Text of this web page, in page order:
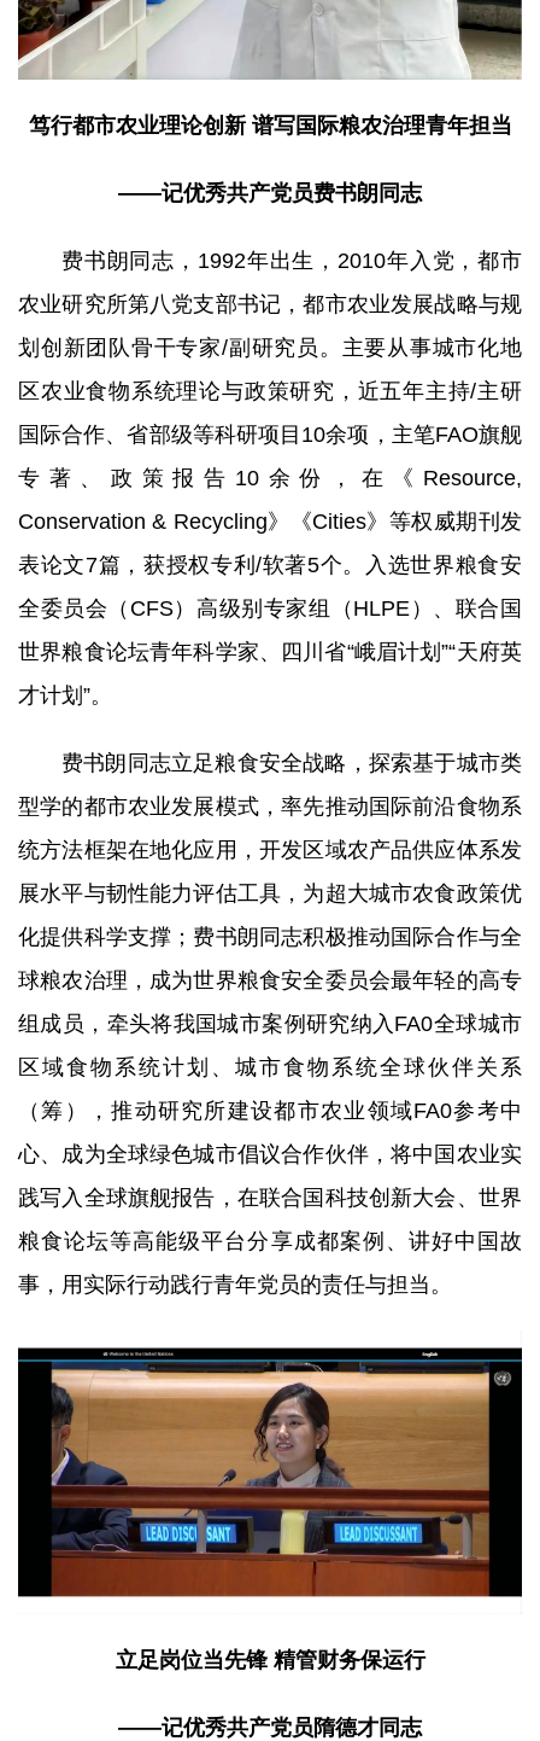
笃行都市农业理论创新 谱写国际粮农治理青年担当
——记优秀共产党员费书朗同志
费书朗同志，1992年出生，2010年入党，都市
农业研究所第八党支部书记，都市农业发展战略与规
划创新团队骨干专家/副研究员。主要从事城市化地
区农业食物系统理论与政策研究，近五年主持/主研
国际合作、省部级等科研项目10余项，主笔FAO旗舰
专著、政策报告10余份，在《Resource,
Conservation & Recycling》《Cities》等权威期刊发
表论文7篇，获授权专利/软著5个。入选世界粮食安
全委员会（CFS）高级别专家组（HLPE）、联合国
世界粮食论坛青年科学家、四川省“峨眉计划”“天府英
才计划”。
费书朗同志立足粮食安全战略，探索基于城市类
型学的都市农业发展模式，率先推动国际前沿食物系
统方法框架在地化应用，开发区域农产品供应体系发
展水平与韧性能力评估工具，为超大城市农食政策优
化提供科学支撑；费书朗同志积极推动国际合作与全
球粮农治理，成为世界粮食安全委员会最年轻的高专
组成员，牵头将我国城市案例研究纳入FA0全球城市
区域食物系统计划、城市食物系统全球伙伴关系
（筹），推动研究所建设都市农业领域FA0参考中
心、成为全球绿色城市倡议合作伙伴，将中国农业实
践写入全球旗舰报告，在联合国科技创新大会、世界
粮食论坛等高能级平台分享成都案例、讲好中国故
事，用实际行动践行青年党员的责任与担当。
立足岗位当先锋 精管财务保运行
——记优秀共产党员隋德才同志